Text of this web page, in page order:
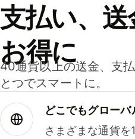
支払い、
お得に
40通貨以上の送金、支
とつでスマートに。
どこでもグ⁠ロ⁠ー⁠
さまざまな通貨